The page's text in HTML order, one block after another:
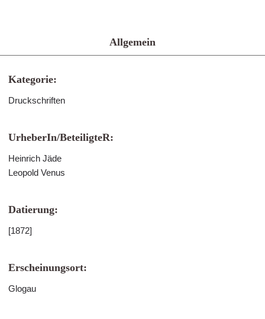
Allgemein
Kategorie:
Druckschriften
UrheberIn/BeteiligteR:
Heinrich Jäde
Leopold Venus
Datierung:
[1872]
Erscheinungsort:
Glogau